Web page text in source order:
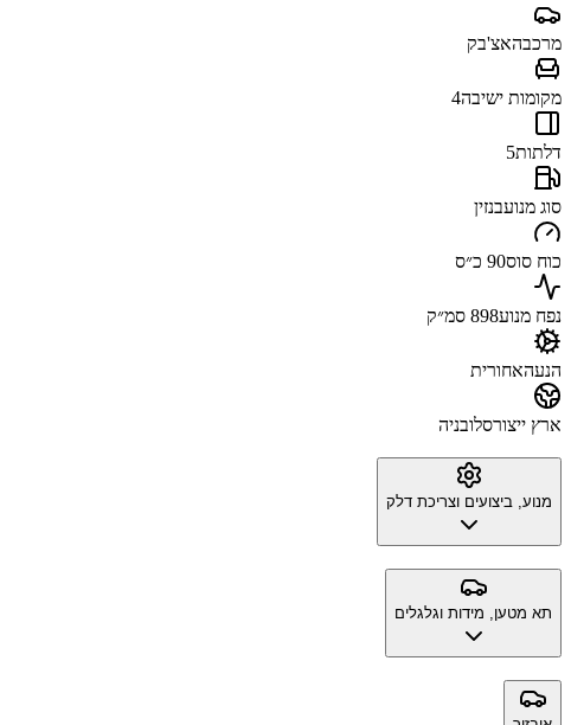
מרכבהאצ'בק
מקומות ישיבה4
דלתות5
סוג מנועבנזין
כוח סוס90 כ״ס
נפח מנוע898 סמ״ק
הנעהאחורית
ארץ ייצורסלובניה
מנוע, ביצועים וצריכת דלק
תא מטען, מידות וגלגלים